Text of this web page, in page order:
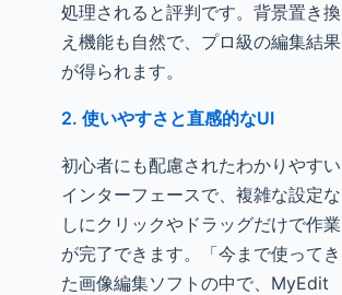
処理されると評判です。背景置き換
え機能も自然で、プロ級の編集結果
が得られます。
2. 使いやすさと直感的なUI
初心者にも配慮されたわかりやすい
インターフェースで、複雑な設定な
しにクリックやドラッグだけで作業
が完了できます。「今まで使ってき
た画像編集ソフトの中で、MyEdit